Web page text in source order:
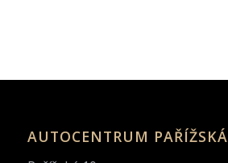
AUTOCENTRUM PAŘÍŽSKÁ